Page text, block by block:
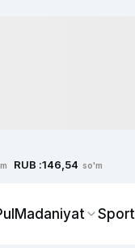
RUB :146,54 so'm
Madaniyat Sport